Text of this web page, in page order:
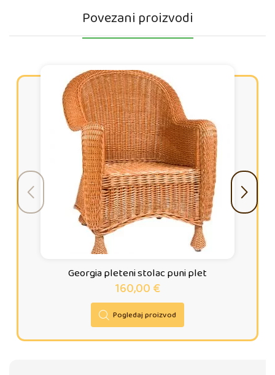
Povezani proizvodi
Georgia pleteni stolac puni plet
160,00€
Pogledaj proizvod